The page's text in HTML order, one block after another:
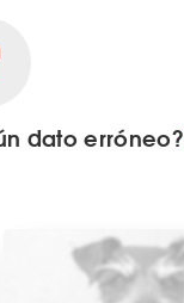
dato erróneo?